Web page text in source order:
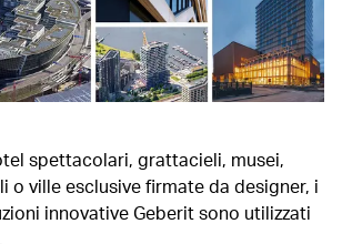
spettacolari, grattacieli, musei,
o ville esclusive firmate da designer, i
innovative Geberit sono utilizzati